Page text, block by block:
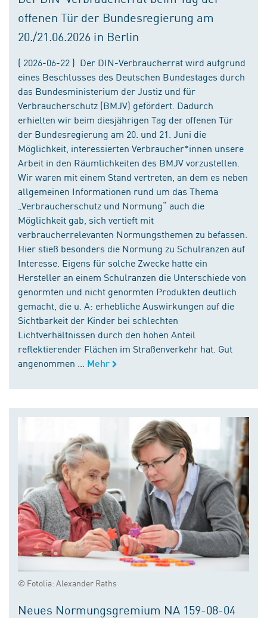
offenen Tür der Bundesregierung am
20./21.06.2026 in Berlin
( 2026-06-22 ) Der DIN-Verbraucherrat wird aufgrund
eines Beschlusses des Deutschen Bundestages durch
das Bundesministerium der Justiz und für
Verbraucherschutz (BMJV) gefördert. Dadurch
erhielten wir beim diesjährigen Tag der offenen Tür
der Bundesregierung am 20. und 21. Juni die
Möglichkeit, interessierten Verbraucher*innen unsere
Arbeit in den Räumlichkeiten des BMJV vorzustellen.
Wir waren mit einem Stand vertreten, an dem es neben
allgemeinen Informationen rund um das Thema
„Verbraucherschutz und Normung“ auch die
Möglichkeit gab, sich vertieft mit
verbraucherrelevanten Normungsthemen zu befassen.
Hier stieß besonders die Normung zu Schulranzen auf
Interesse. Eigens für solche Zwecke hatte ein
Hersteller an einem Schulranzen die Unterschiede von
genormten und nicht genormten Produkten deutlich
gemacht, die u. A: erhebliche Auswirkungen auf die
Sichtbarkeit der Kinder bei schlechten
Lichtverhältnissen durch den hohen Anteil
reflektierender Flächen im Straßenverkehr hat. Gut
angenommen ...
Mehr
© Fotolia: Alexander Raths
Neues Normungsgremium NA 159-08-04